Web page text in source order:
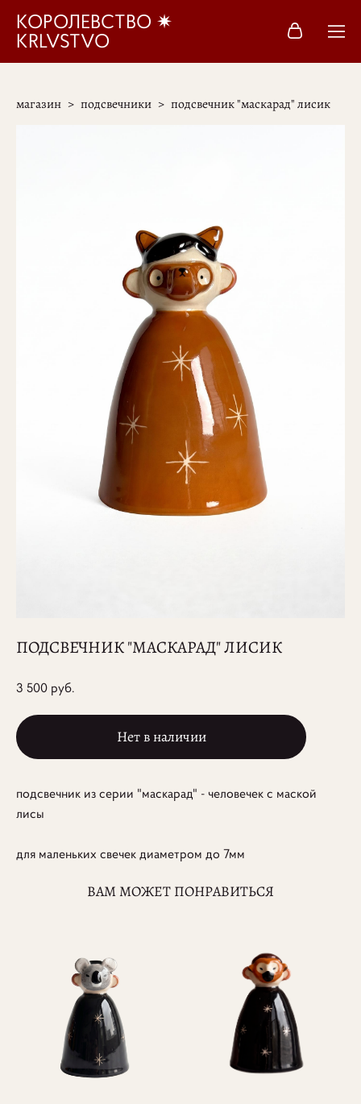
КОРОЛЕВСТВО ✷
KRLVSTVO
магазин > подсвечники > подсвечник "маскарад" лисик
ПОДСВЕЧНИК "МАСКАРАД" ЛИСИК
3 500 pуб.
Нет в наличии
подсвечник из серии "маскарад" - человечек с маской
лисы
для маленьких свечек диаметром до 7мм
ВАМ МОЖЕТ ПОНРАВИТЬСЯ